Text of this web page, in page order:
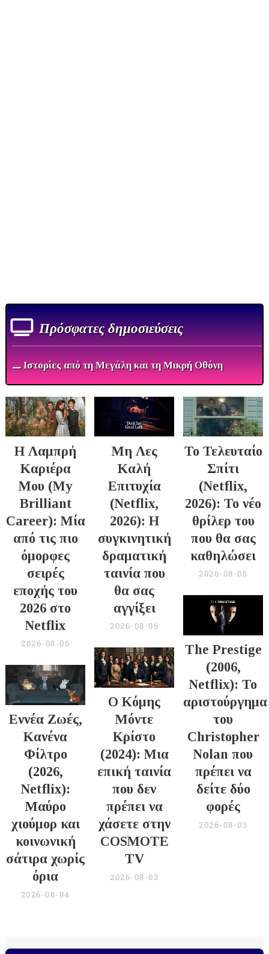
Πρόσφατες δημοσιεύσεις
⚊ Ιστορίες από τη Μεγάλη και τη Μικρή Οθόνη
Η Λαμπρή
Καριέρα
Μου (My
Brilliant
Career): Μία
από τις πιο
όμορφες
σειρές
εποχής του
2026 στο
Netflix
2026-08-06
Μη Λες
Καλή
Επιτυχία
(Netflix,
2026): Η
συγκινητική
δραματική
ταινία που
θα σας
αγγίξει
2026-08-06
Το Τελευταίο
Σπίτι
(Netflix,
2026): Το νέο
θρίλερ του
που θα σας
καθηλώσει
2026-08-05
Εννέα Ζωές,
Κανένα
Φίλτρο
(2026,
Netflix):
Μαύρο
χιούμορ και
κοινωνική
σάτιρα χωρίς
όρια
2026-08-04
Ο Κόμης
Μόντε
Κρίστο
(2024): Μια
επική ταινία
που δεν
πρέπει να
χάσετε στην
COSMOTE
TV
2026-08-03
The Prestige
(2006,
Netflix): Το
αριστούργημα
του
Christopher
Nolan που
πρέπει να
δείτε δύο
φορές
2026-08-03